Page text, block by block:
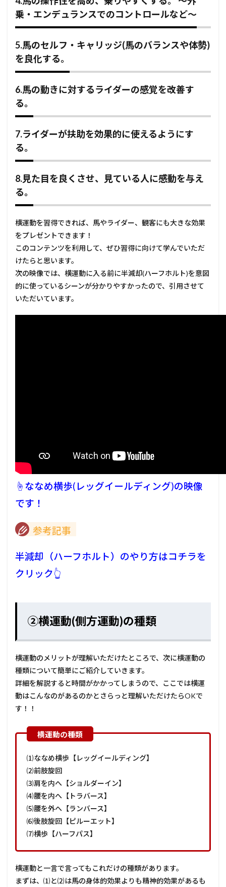
乗・エンデュランスでのコントロールなど～
5.馬のセルフ・キャリッジ(馬のバランスや体勢)
を良化する。
6.馬の動きに対するライダーの感覚を改善す
る。
7.ライダーが扶助を効果的に使えるようにす
る。
8.見た目を良くさせ、見ている人に感動を与え
る。
横運動を習得できれば、馬やライダー、観客にも大きな効果
をプレゼントできます！
このコンテンツを利用して、ぜひ習得に向けて学んでいただ
けたらと思います。
次の映像では、横運動に入る前に半減却(ハーフホルト)を意図
的に使っているシーンが分かりやすかったので、引用させて
いただいています。
☝ななめ横歩(レッグイールディング)の映像
です！
参考記事
半減却（ハーフホルト）のやり方はコチラを
クリック👆
②横運動(側方運動)の種類
横運動のメリットが理解いただけたところで、次に横運動の
種類について簡単にご紹介していきます。
詳細を解説すると時間がかかってしまうので、ここでは横運
動はこんなのがあるのかとさらっと理解いただけたらOKで
す！！
⑴ななめ横歩【レッグイールディング】
⑵前肢旋回
⑶肩を内へ【ショルダーイン】
⑷腰を内へ【トラバース】
⑸腰を外へ【ランバース】
⑹後肢旋回【ピルーエット】
⑺横歩【ハーフパス】
横運動と一言で言ってもこれだけの種類があります。
まずは、⑴と⑵は馬の身体的効果よりも精神的効果があるも